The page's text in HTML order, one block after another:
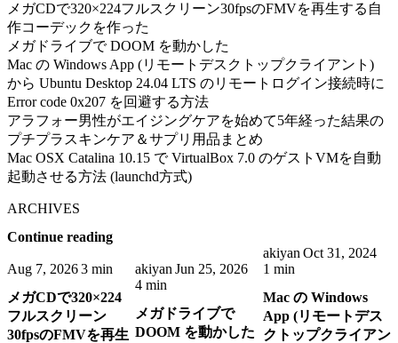
メガCDで320×224フルスクリーン30fpsのFMVを再生する自
作コーデックを作った
メガドライブで DOOM を動かした
Mac の Windows App (リモートデスクトップクライアント)
から Ubuntu Desktop 24.04 LTS のリモートログイン接続時に
Error code 0x207 を回避する方法
アラフォー男性がエイジングケアを始めて5年経った結果の
プチプラスキンケア＆サプリ用品まとめ
Mac OSX Catalina 10.15 で VirtualBox 7.0 のゲストVMを自動
起動させる方法 (launchd方式)
ARCHIVES
Continue reading
Aug 7, 20263 min
メガCDで320×224
フルスクリーン
30fpsのFMVを再生
akiyan Jun 25, 2026
4 min
メガドライブで
DOOM を動かした
akiyan Oct 31, 2024
1 min
Mac の Windows
App (リモートデス
クトップクライアン